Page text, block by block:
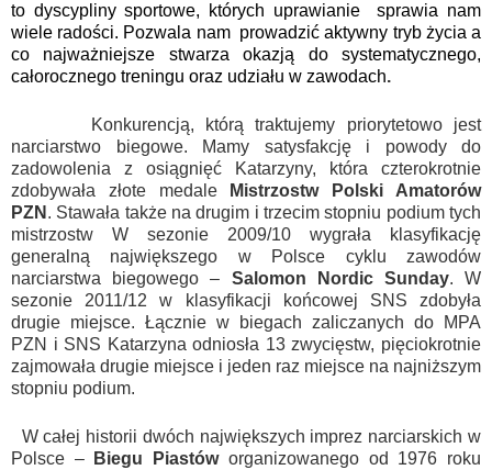
to dyscypliny sportowe, których uprawianie sprawia nam
wiele radości. Pozwala nam prowadzić aktywny tryb życia a
co najważniejsze stwarza okazją do systematycznego,
całorocznego treningu oraz udziału w zawodach.
Konkurencją, którą traktujemy priorytetowo jest
narciarstwo biegowe. Mamy satysfakcję i powody do
zadowolenia z osiągnięć Katarzyny, która czterokrotnie
zdobywała złote medale
Mistrzostw Polski Amatorów
PZN . Stawała także na drugim i trzecim stopniu podium tych
mistrzostw W sezonie 2009/10 wygrała klasyfikację
generalną największego w Polsce cyklu zawodów
narciarstwa biegowego – Salomon Nordic Sunday. W
sezonie 2011/12 w klasyfikacji końcowej SNS zdobyła
drugie miejsce. Łącznie w biegach zaliczanych do MPA
PZN i SNS Katarzyna odniosła 13 zwycięstw, pięciokrotnie
zajmowała drugie miejsce i jeden raz miejsce na najniższym
stopniu podium.
W całej historii dwóch największych imprez narciarskich w
Polsce –
Biegu Piastóworganizowanego od 1976 roku